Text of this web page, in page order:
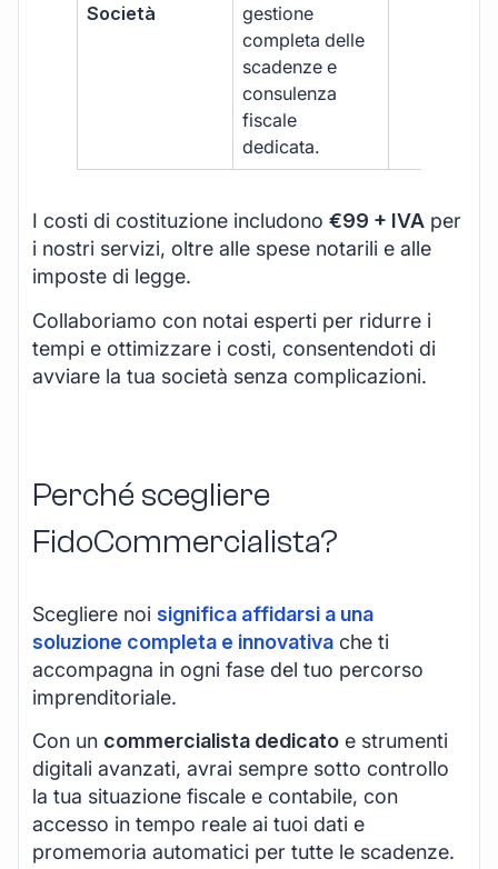
Società
gestione
completa delle
scadenze e
consulenza
fiscale
dedicata.
I costi di costituzione includono €99 + IVA per
i nostri servizi, oltre alle spese notarili e alle
imposte di legge.
Collaboriamo con notai esperti per ridurre i
tempi e ottimizzare i costi, consentendoti di
avviare la tua società senza complicazioni.
Perché scegliere
FidoCommercialista?
Scegliere noi significa affidarsi a una
soluzione completa e innovativa che ti
accompagna in ogni fase del tuo percorso
imprenditoriale.
Con un commercialista dedicato e strumenti
digitali avanzati, avrai sempre sotto controllo
la tua situazione fiscale e contabile, con
accesso in tempo reale ai tuoi dati e
promemoria automatici per tutte le scadenze.